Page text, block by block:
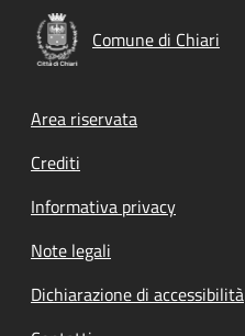
Comune di Chiari
Footer menu
Area riservata
Crediti
Informativa privacy
Note legali
Dichiarazione di accessibilità